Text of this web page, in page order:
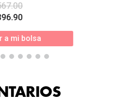
.00
.90
a mi bolsa